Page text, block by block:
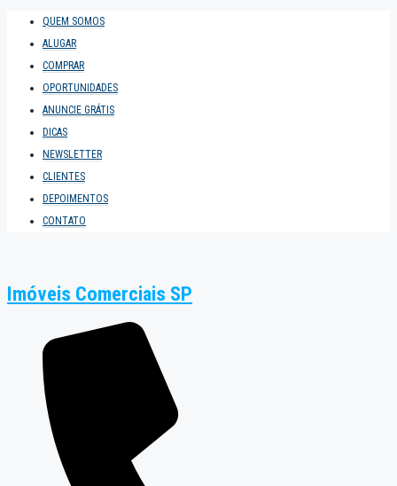
QUEM SOMOS
ALUGAR
COMPRAR
OPORTUNIDADES
ANUNCIE GRÁTIS
DICAS
NEWSLETTER
CLIENTES
DEPOIMENTOS
CONTATO
Imóveis Comerciais SP